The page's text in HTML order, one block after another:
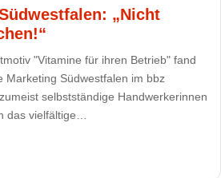
„Nicht
"Vitamine für ihren Betrieb" fand
Marketing Südwestfalen im bbz
selbstständige Handwerkerinnen
das vielfältige…